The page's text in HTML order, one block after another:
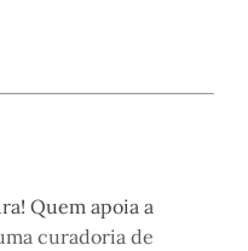
Quem apoia a
curadoria de